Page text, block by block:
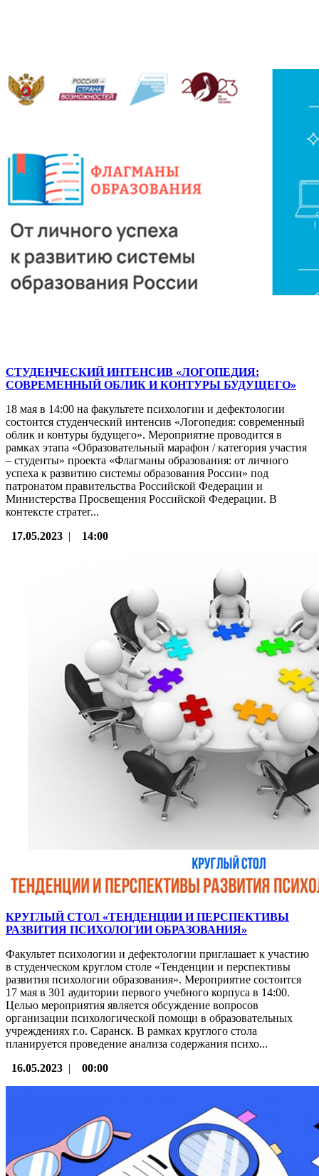
СТУДЕНЧЕСКИЙ ИНТЕНСИВ «ЛОГОПЕДИЯ:
СОВРЕМЕННЫЙ ОБЛИК И КОНТУРЫ БУДУЩЕГО»
18 мая в 14:00 на факультете психологии и дефектологии
состоится студенческий интенсив «Логопедия: современный
облик и контуры будущего». Мероприятие проводится в
рамках этапа «Образовательный марафон / категория участия
– студенты» проекта «Флагманы образования: от личного
успеха к развитию системы образования России» под
патронатом правительства Российской Федерации и
Министерства Просвещения Российской Федерации. В
контексте стратег...
17.05.2023 | 14:00
КРУГЛЫЙ СТОЛ «ТЕНДЕНЦИИ И ПЕРСПЕКТИВЫ
РАЗВИТИЯ ПСИХОЛОГИИ ОБРАЗОВАНИЯ»
Факультет психологии и дефектологии приглашает к участию
в студенческом круглом столе «Тенденции и перспективы
развития психологии образования». Мероприятие состоится
17 мая в 301 аудитории первого учебного корпуса в 14:00.
Целью мероприятия является обсуждение вопросов
организации психологической помощи в образовательных
учреждениях г.о. Саранск. В рамках круглого стола
планируется проведение анализа содержания психо...
16.05.2023 | 00:00